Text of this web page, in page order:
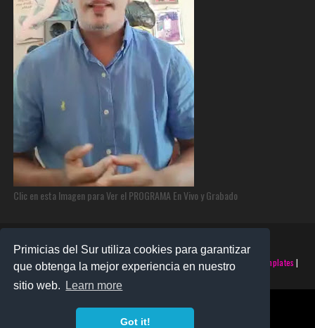
Primicias del Sur utiliza cookies para garantizar
que obtenga la mejor experiencia en nuestro
sitio web.
Learn more
Got it!
Clic en esta Imagen para Ver el PROGRAMA En Vivo y Grabado
©2025 PRIMICIAS DEL SUR | Derechos Reservados | Creado con SoraTemplates |
Realizado porSANTO MONTERO